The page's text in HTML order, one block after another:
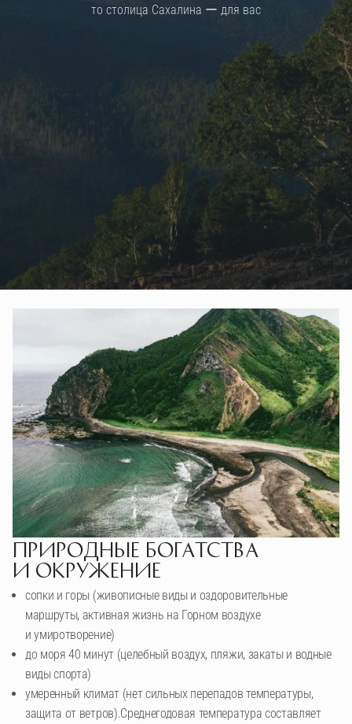
то столица Сахалина ー для вас
Природные богатства
и окружение
сопки и горы (живописные виды и оздоровительные
маршруты, активная жизнь на Горном воздухе
и умиротворение)
до моря 40 минут (целебный воздух, пляжи, закаты и водные
виды спорта)
умеренный климат (нет сильных перепадов температуры,
защита от ветров).Среднегодовая температура составляет